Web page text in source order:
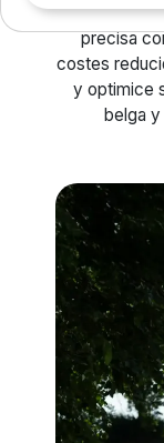
espacios
precisa
costes
y optimice
belga